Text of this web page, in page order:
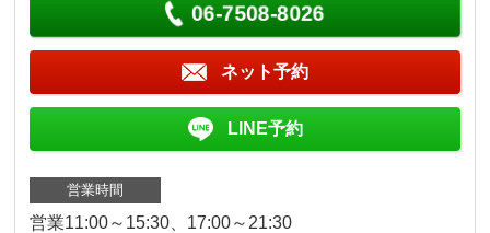
06-7508-8026
ネット予約
LINE予約
営業時間
営業11:00～15:30、17:00～21:30